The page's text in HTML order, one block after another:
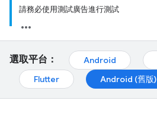
請務必使用測試廣告進行測試
選取平台： Android
Flutter
Android (舊版)